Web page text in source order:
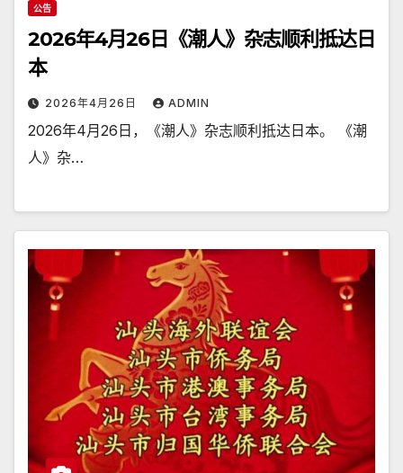
公告
2026年4月26日《潮人》杂志顺利抵达日
本
2026年4月26日 ADMIN
2026年4月26日，《潮人》杂志顺利抵达日本。 《潮
人》杂…